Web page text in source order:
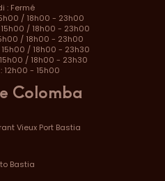
: Fermé
/ 18h00 - 23h00
/ 18h00 - 23h00
/ 18h00 - 23h00
/ 18h00 - 23h30
/ 18h00 - 23h30
12h00 - 15h00
Colomba
Vieux Port Bastia
Bastia